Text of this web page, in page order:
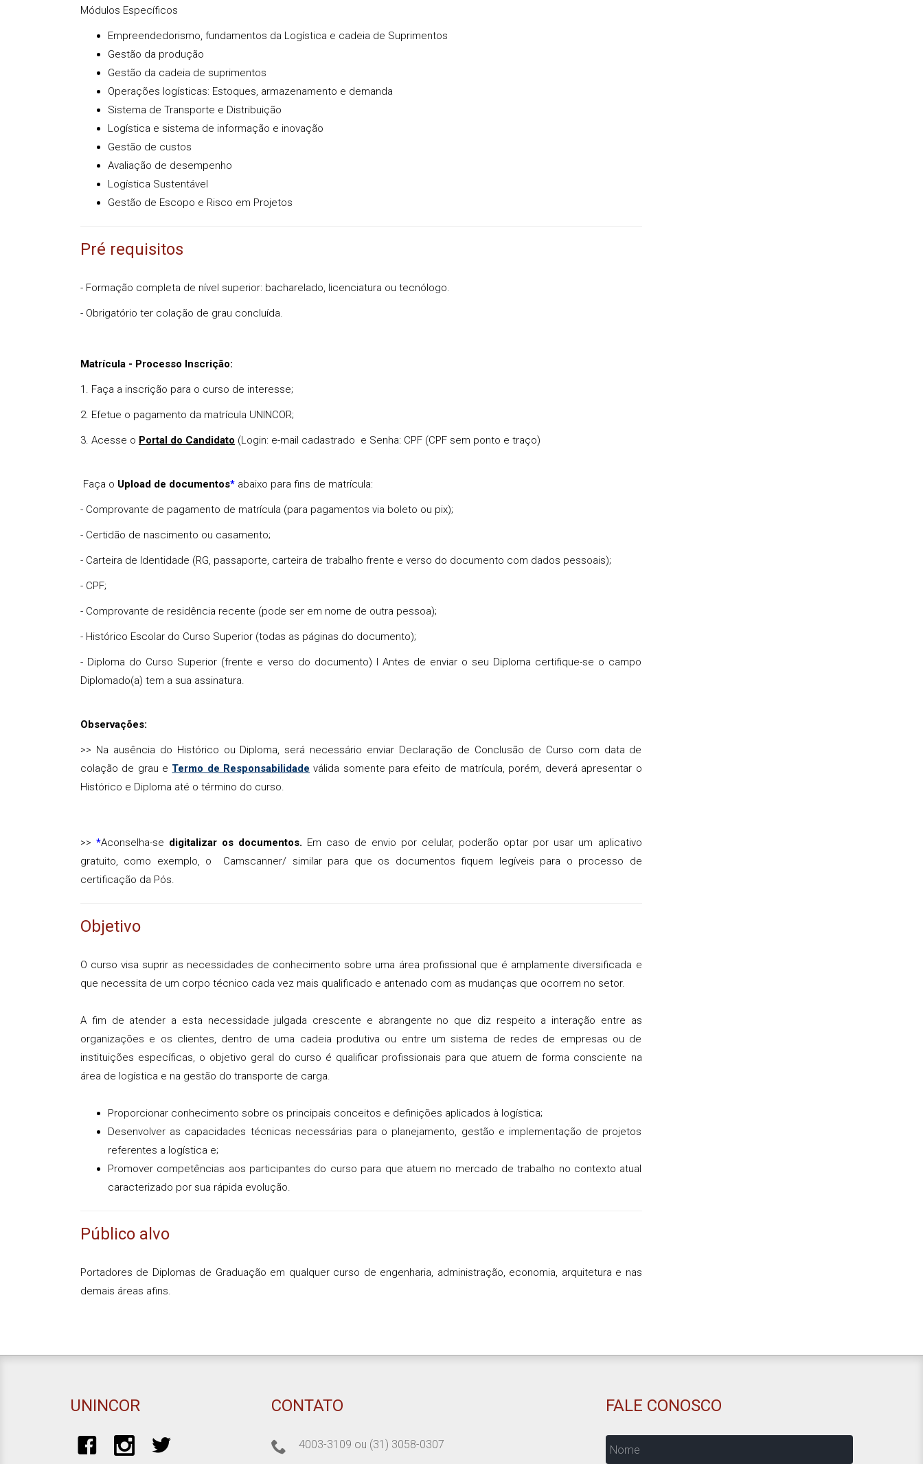
Módulos Específicos
Empreendedorismo, fundamentos da Logística e cadeia de Suprimentos
Gestão da produção
Gestão da cadeia de suprimentos
Operações logísticas: Estoques, armazenamento e demanda
Sistema de Transporte e Distribuição
Logística e sistema de informação e inovação
Gestão de custos
Avaliação de desempenho
Logística Sustentável
Gestão de Escopo e Risco em Projetos
Pré requisitos
- Formação completa de nível superior: bacharelado, licenciatura ou tecnólogo.
- Obrigatório ter colação de grau concluída.
Matrícula - Processo Inscrição:
1. Faça a inscrição para o curso de interesse;
2. Efetue o pagamento da matrícula UNINCOR;
3. Acesse o Portal do Candidato (Login: e-mail cadastrado e Senha: CPF (CPF sem ponto e traço)
Faça o Upload de documentos* abaixo para fins de matrícula:
- Comprovante de pagamento de matrícula (para pagamentos via boleto ou pix);
- Certidão de nascimento ou casamento;
- Carteira de Identidade (RG, passaporte, carteira de trabalho frente e verso do documento com dados pessoais);
- CPF;
- Comprovante de residência recente (pode ser em nome de outra pessoa);
- Histórico Escolar do Curso Superior (todas as páginas do documento);
- Diploma do Curso Superior (frente e verso do documento) l Antes de enviar o seu Diploma certifique-se o campo
Diplomado(a) tem a sua assinatura.
Observações:
>> Na ausência do Histórico ou Diploma, será necessário enviar Declaração de Conclusão de Curso com data de
colação de grau e Termo de Responsabilidade válida somente para efeito de matrícula, porém, deverá apresentar o
Histórico e Diploma até o término do curso.
>>*Aconselha-se digitalizar os documentos. Em caso de envio por celular, poderão optar por usar um aplicativo
gratuito, como exemplo, o Camscanner/ similar para que os documentos fiquem legíveis para o processo de
certificação da Pós.
Objetivo
O curso visa suprir as necessidades de conhecimento sobre uma área profissional que é amplamente diversificada e
que necessita de um corpo técnico cada vez mais qualificado e antenado com as mudanças que ocorrem no setor.
A fim de atender a esta necessidade julgada crescente e abrangente no que diz respeito a interação entre as
organizações e os clientes, dentro de uma cadeia produtiva ou entre um sistema de redes de empresas ou de
instituições específicas, o objetivo geral do curso é qualificar profissionais para que atuem de forma consciente na
área de logística e na gestão do transporte de carga.
Proporcionar conhecimento sobre os principais conceitos e definições aplicados à logística;
Desenvolver as capacidades técnicas necessárias para o planejamento, gestão e implementação de projetos
referentes a logística e;
Promover competências aos participantes do curso para que atuem no mercado de trabalho no contexto atual
caracterizado por sua rápida evolução.
Público alvo
Portadores de Diplomas de Graduação em qualquer curso de engenharia, administração, economia, arquitetura e nas
demais áreas afins.
UNINCOR CONTATO
4003-3109 ou (31) 3058-0307
FALE CONOSCO
Nome